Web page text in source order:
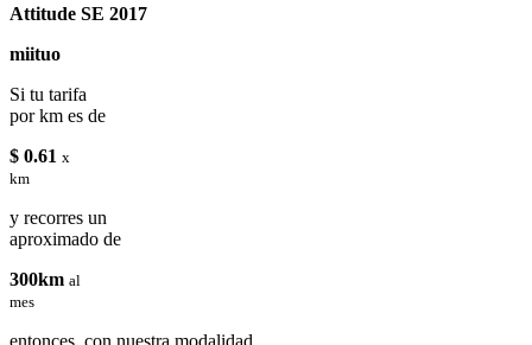
Attitude SE 2017
miituo
Si tu tarifa
por km es de
$ 0.61 x
km
y recorres un
aproximado de
300km al
mes
entonces, con nuestra modalidad